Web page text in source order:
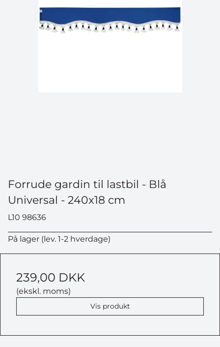
Forrude gardin til lastbil - Blå
Universal - 240x18 cm
L10 98636
På lager (lev. 1-2 hverdage)
239,00 DKK
(ekskl. moms)
Vis produkt